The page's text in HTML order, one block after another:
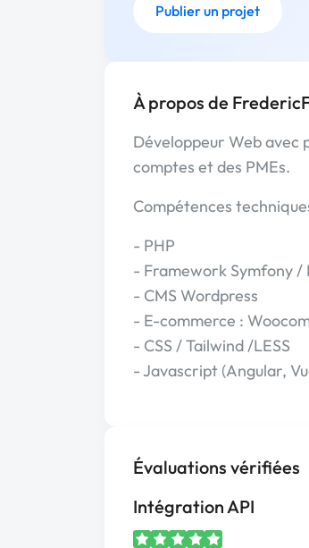
Publier un projet
À propos de
Développeur Web avec
comptes et des PMEs.
Compétences
- PHP
- Framework Symfony /
- CMS Wordpress
- E-commerce :
- CSS / Tailwind /LESS
- Javascript (Angular,
Évaluations vérifiées
Intégration API